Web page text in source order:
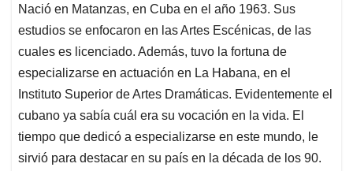
Nació en Matanzas, en Cuba en el año 1963. Sus
estudios se enfocaron en las Artes Escénicas, de las
cuales es licenciado. Además, tuvo la fortuna de
especializarse en actuación en La Habana, en el
Instituto Superior de Artes Dramáticas. Evidentemente el
cubano ya sabía cuál era su vocación en la vida. El
tiempo que dedicó a especializarse en este mundo, le
sirvió para destacar en su país en la década de los 90.